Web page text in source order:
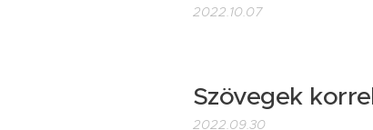
2022.10.07
Szövegek
2022.09.30